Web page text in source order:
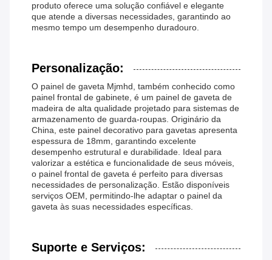
produto oferece uma solução confiável e elegante
que atende a diversas necessidades, garantindo ao
mesmo tempo um desempenho duradouro.
Personalização:
O painel de gaveta Mjmhd, também conhecido como
painel frontal de gabinete, é um painel de gaveta de
madeira de alta qualidade projetado para sistemas de
armazenamento de guarda-roupas. Originário da
China, este painel decorativo para gavetas apresenta
espessura de 18mm, garantindo excelente
desempenho estrutural e durabilidade. Ideal para
valorizar a estética e funcionalidade de seus móveis,
o painel frontal de gaveta é perfeito para diversas
necessidades de personalização. Estão disponíveis
serviços OEM, permitindo-lhe adaptar o painel da
gaveta às suas necessidades específicas.
Suporte e Serviços: